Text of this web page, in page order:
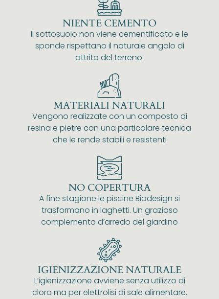
NIENTE CEMENTO
Il sottosuolo non viene cementificato e le
sponde rispettano il naturale angolo di
attrito del terreno.
MATERIALI NATURALI
Vengono realizzate con un composto di
resina e pietre con una particolare tecnica
che le rende stabili e resistenti
NO COPERTURA
A fine stagione le piscine Biodesign si
trasformano in laghetti. Un grazioso
complemento d’arredo del giardino
IGIENIZZAZIONE NATURALE
L’igienizzazione avviene senza utilizzo di
cloro ma per elettrolisi di sale alimentare.